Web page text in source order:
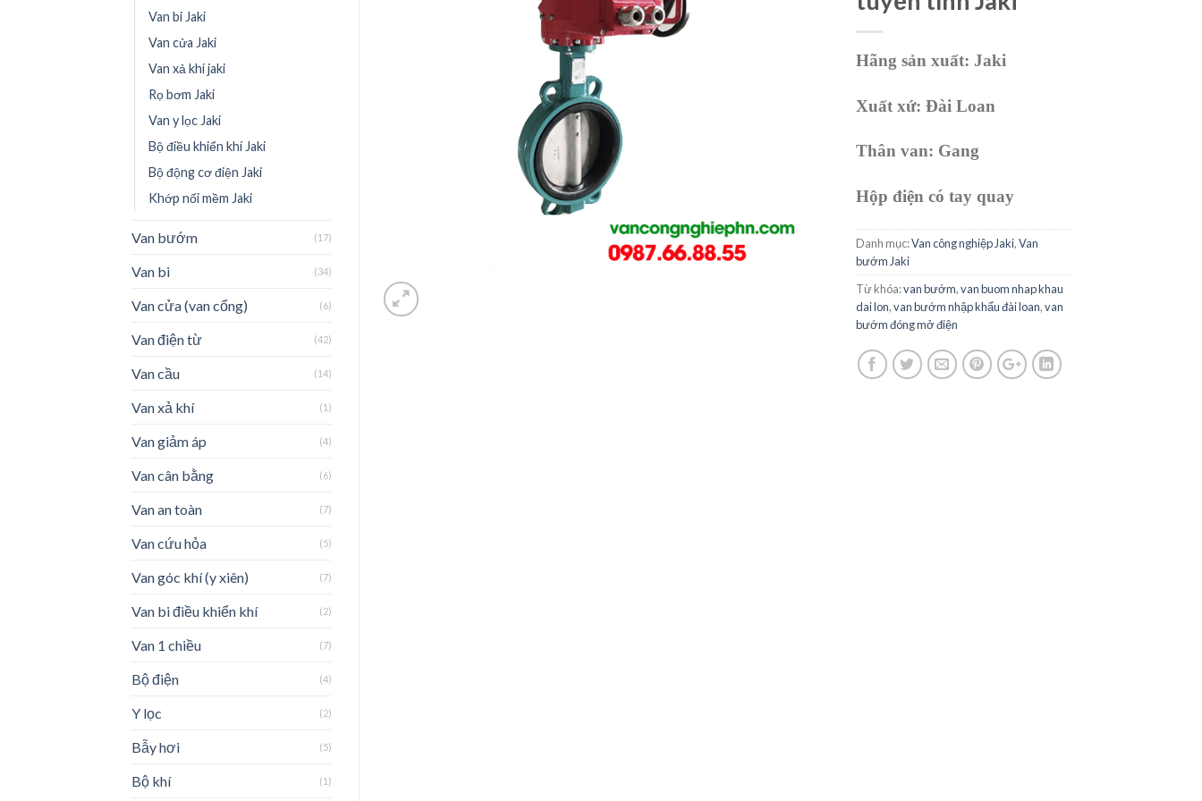
Hãng sản xuất: Jaki
Xuất xứ: Đài Loan
Thân van: Gang
Hộp điện có tay quay
Danh mục:Van công nghiệp Jaki,Van
bướm Jaki
Từ khóa:van bướm,van buom nhap khau
dai lon,van bướm nhập khẩu đài loan,van
bướm đóng mở điện
Van bi Jaki
Van cửa Jaki
Van xả khí jaki
Rọ bơm Jaki
Van y lọc Jaki
Bộ điều khiển khí Jaki
Bộ động cơ điện Jaki
Khớp nối mềm Jaki
Van bướm (17)
Van bi (34)
Van cửa (van cổng) (6)
Van điện từ (42)
Van cầu (14)
Van xả khí (1)
Van giảm áp (4)
Van cân bằng (6)
Van an toàn (7)
Van cứu hỏa (5)
Van góc khí (y xiên) (7)
Van bi điều khiển khí (2)
Van 1 chiều (7)
Bộ điện (4)
Y lọc (2)
Bẫy hơi (5)
Bộ khí (1)